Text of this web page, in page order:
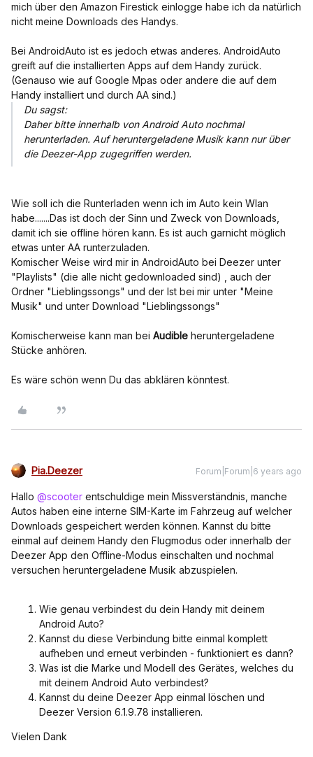
mich über den Amazon Firestick einlogge habe ich da natürlich
nicht meine Downloads des Handys.
Bei AndroidAuto ist es jedoch etwas anderes. AndroidAuto
greift auf die installierten Apps auf dem Handy zurück.
(Genauso wie auf Google Mpas oder andere die auf dem
Handy installiert und durch AA sind.)
Du sagst:
Daher bitte innerhalb von Android Auto nochmal
herunterladen. Auf heruntergeladene Musik kann nur über
die Deezer-App zugegriffen werden.
Wie soll ich die Runterladen wenn ich im Auto kein Wlan
habe.......Das ist doch der Sinn und Zweck von Downloads,
damit ich sie offline hören kann. Es ist auch garnicht möglich
etwas unter AA runterzuladen.
Komischer Weise wird mir in AndroidAuto bei Deezer unter
"Playlists" (die alle nicht gedownloaded sind) , auch der
Ordner "Lieblingssongs" und der Ist bei mir unter "Meine
Musik" und unter Download "Lieblingssongs"
Komischerweise kann man bei Audible heruntergeladene
Stücke anhören.
Es wäre schön wenn Du das abklären könntest.
Pia.Deezer Forum|Forum|6 years ago
Hallo @scooter entschuldige mein Missverständnis, manche
Autos haben eine interne SIM-Karte im Fahrzeug auf welcher
Downloads gespeichert werden können. Kannst du bitte
einmal auf deinem Handy den Flugmodus oder innerhalb der
Deezer App den Offline-Modus einschalten und nochmal
versuchen heruntergeladene Musik abzuspielen.
Wie genau verbindest du dein Handy mit deinem
Android Auto?
Kannst du diese Verbindung bitte einmal komplett
aufheben und erneut verbinden - funktioniert es dann?
Was ist die Marke und Modell des Gerätes, welches du
mit deinem Android Auto verbindest?
Kannst du deine Deezer App einmal löschen und
Deezer Version 6.1.9.78 installieren.
Vielen Dank